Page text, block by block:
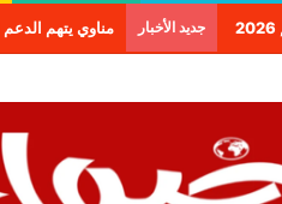
جديد الأخبار طنجة.. مجموعة